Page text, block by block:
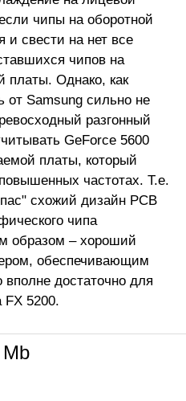
чипы на оборотной
и свести на нет все
чипов на
платы. Однако, как
от Samsung сильно не
разгонный
GeForce 5600
платы, который
частотах. Т.е.
схожий дизайн PCB
чипа
образом – хороший
обеспечивающим
достаточно для
FX 5200.